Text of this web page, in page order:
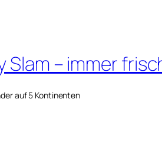
Slam – immer
auf 5 Kontinenten